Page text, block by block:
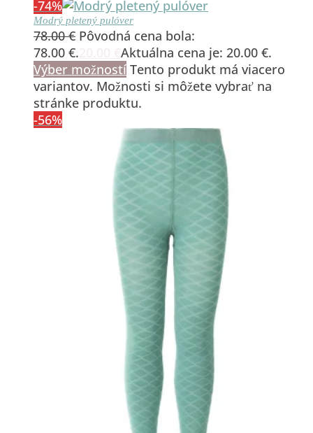
-74%
Modrý pletený pulóver
78.00€ Pôvodná cena bola:
78.00 €.
Aktuálna cena je: 20.00 €.
Výber možností Tento produkt má viacero
variantov. Možnosti si môžete vybrať na
stránke produktu.
-56%